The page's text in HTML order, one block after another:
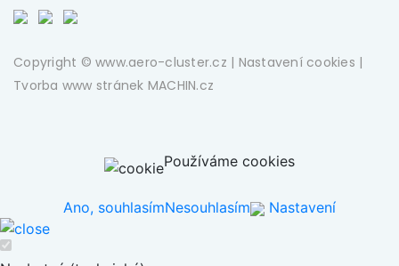
Copyright © www.aero-cluster.cz | Nastavení cookies |
Tvorba www stránek MACHIN.cz
Používáme cookies
Ano, souhlasímNesouhlasím Nastavení